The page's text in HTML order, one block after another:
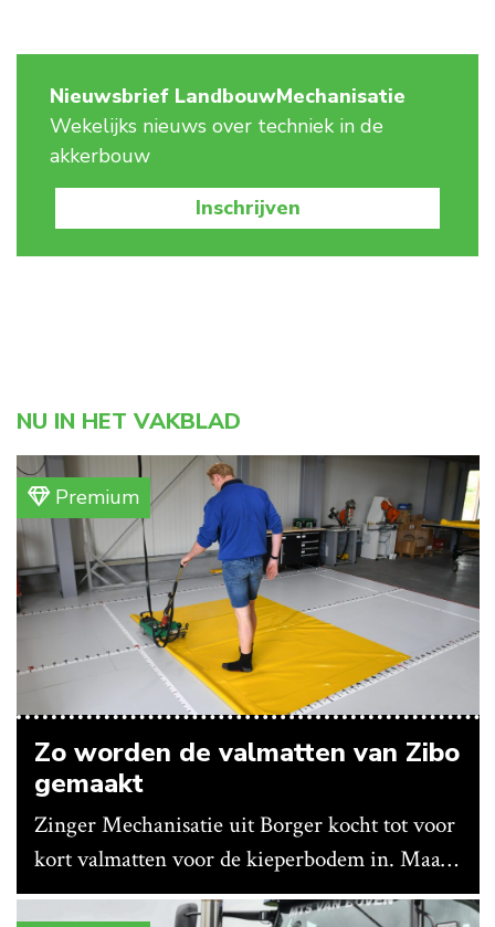
Nieuwsbrief LandbouwMechanisatie
Wekelijks nieuws over techniek in de
akkerbouw
Inschrijven
NU IN HET VAKBLAD
Premium
Zo worden de valmatten van Zibo
gemaakt
Zinger Mechanisatie uit Borger kocht tot voor
kort valmatten voor de kieperbodem in. Maar
vanwege lange levertijden produceert het